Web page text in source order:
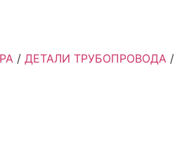
/ ДЕТАЛИ ТРУБОПРОВОДА /